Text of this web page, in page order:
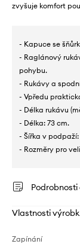
zvyšuje komfort
- Kapuce se
- Raglánový
pohybu.
- Rukávy a
- Vpředu
- Délka rukávu
- Délka: 73 cm.
- Šířka v
- Rozměry pro
Vlastnosti
Zapínání